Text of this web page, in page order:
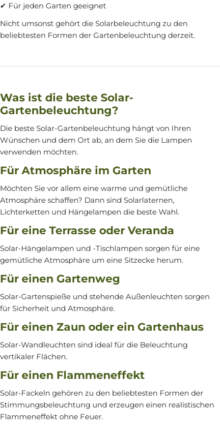
✔ Für jeden Garten geeignet
Nicht umsonst gehört die Solarbeleuchtung zu den
beliebtesten Formen der Gartenbeleuchtung derzeit.
Was ist die beste Solar-
Gartenbeleuchtung?
Die beste Solar-Gartenbeleuchtung hängt von Ihren
Wünschen und dem Ort ab, an dem Sie die Lampen
verwenden möchten.
Für Atmosphäre im Garten
Möchten Sie vor allem eine warme und gemütliche
Atmosphäre schaffen? Dann sind Solarlaternen,
Lichterketten und Hängelampen die beste Wahl.
Für eine Terrasse oder Veranda
Solar-Hängelampen und -Tischlampen sorgen für eine
gemütliche Atmosphäre um eine Sitzecke herum.
Für einen Gartenweg
Solar-Gartenspieße und stehende Außenleuchten sorgen
für Sicherheit und Atmosphäre.
Für einen Zaun oder ein Gartenhaus
Solar-Wandleuchten sind ideal für die Beleuchtung
vertikaler Flächen.
Für einen Flammeneffekt
Solar-Fackeln gehören zu den beliebtesten Formen der
Stimmungsbeleuchtung und erzeugen einen realistischen
Flammeneffekt ohne Feuer.